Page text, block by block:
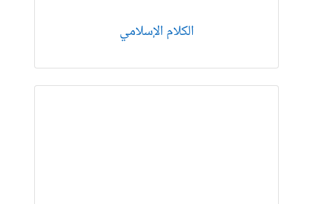
الكلام الإسلامي